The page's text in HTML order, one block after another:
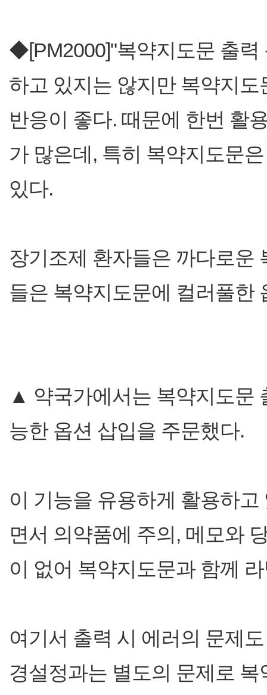
◆[PM2000]"복약지도문 출력
하고 있지는 않지만 복약지
반응이 좋다. 때문에 한번 활
가 많은데, 특히 복약지도문
있다.
장기조제 환자들은 까다로운
들은 복약지도문에 컬러풀한
▲ 약국가에서는 복약지도문
능한 옵션 삽입을 주문했다.
이 기능을 유용하게 활용하
면서 의약품에 주의, 메모와
이 없어 복약지도문과 함께
여기서 출력 시 에러의 문제
경설정과는 별도의 문제로